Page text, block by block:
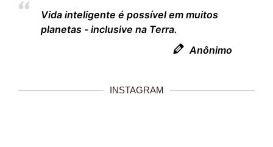
Vida inteligente é possível em muitos
planetas - inclusive na Terra.
Anônimo
INSTAGRAM